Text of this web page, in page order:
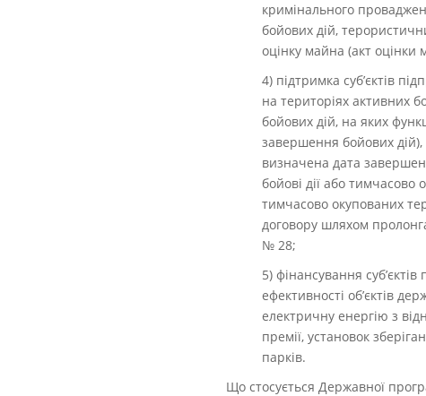
кримінального
бойових дій,
оцінку майна (акт оцінки
4) підтримка суб’єктів
на територіях активних
бойових дій, на яких
завершення бойових дій),
визначена дата
бойові дії або тимчасово
тимчасово окупованих
договору шляхом
№ 28;
5) фінансування
ефективності об’єктів
електричну енергію з
премії, установок
парків.
Що стосується Державної